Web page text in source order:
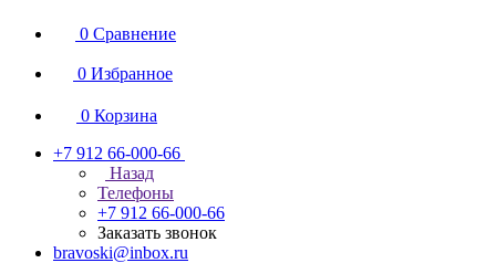
0 Сравнение
0 Избранное
0 Корзина
+7 912 66-000-66
Назад
Телефоны
+7 912 66-000-66
Заказать звонок
bravoski@inbox.ru